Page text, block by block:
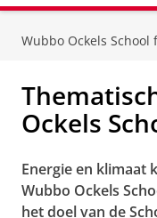
Wubbo Ockels
Ockels
Energie en klimaat
Wubbo Ockels
het doel van de